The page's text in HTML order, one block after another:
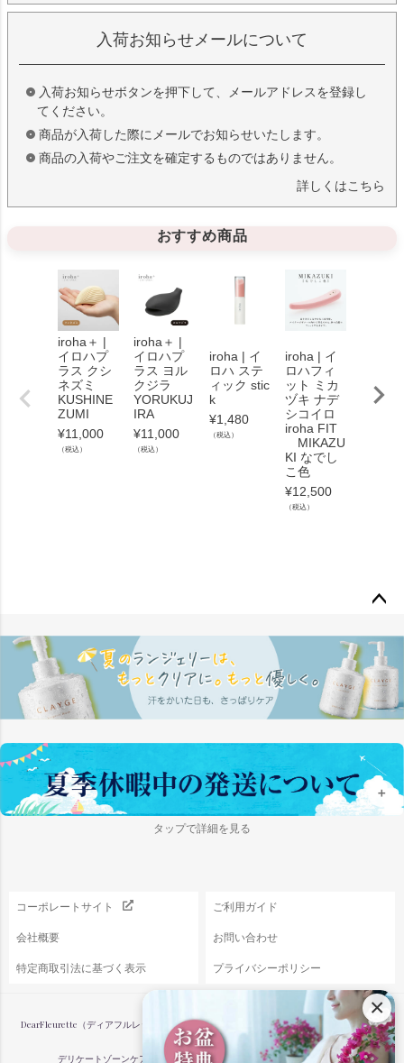
入荷お知らせメールについて
入荷お知らせボタンを押下して、メールアドレスを登録し
てください。
商品が入荷した際にメールでお知らせいたします。
商品の入荷やご注文を確定するものではありません。
詳しくはこちら
おすすめ商品
iroha＋ |
イロハプ
ラス クシ
ネズミ
KUSHINE
ZUMI
¥11,000
（税込）
iroha＋ |
イロハプ
ラス ヨル
クジラ
YORUKUJ
IRA
¥11,000
（税込）
iroha | イ
ロハ ステ
ィック stic
k
¥1,480
（税込）
iroha | イ
ロハフィ
ット ミカ
ヅキ ナデ
シコイロ
iroha FIT
MIKAZU
KI なでし
こ色
¥12,500
（税込）
ット
モヅキ
ジト
ップ
へ
＋
タップで詳細を見る
コーポレートサイト ご利用ガイド
会社概要 お問い合わせ
特定商取引法に基づく表示 プライバシーポリシー
DearFleurette（ディアフルレット）は、女性のからだと心に寄り添うフェムケア専門店で
す。
デリケートゾーンケアや更年期ケア、プレジャーグッズなどを通して、
×